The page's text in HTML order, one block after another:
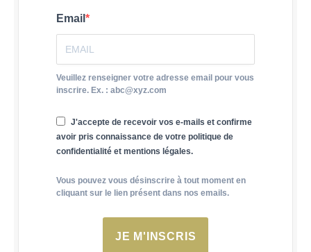
Email
Veuillez renseigner votre adresse email pour vous
inscrire. Ex. : abc@xyz.com
J'accepte de recevoir vos e-mails et confirme
avoir pris connaissance de votre politique de
confidentialité et mentions légales.
Vous pouvez vous désinscrire à tout moment en
cliquant sur le lien présent dans nos emails.
JE M'INSCRIS